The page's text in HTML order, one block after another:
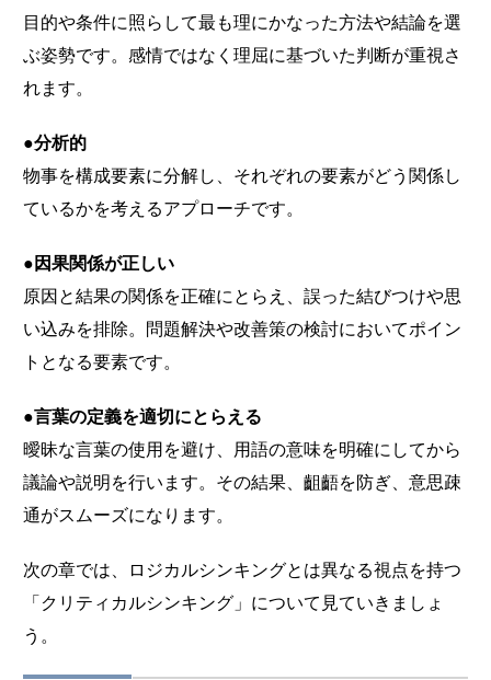
目的や条件に照らして最も理にかなった方法や結論を選
ぶ姿勢です。感情ではなく理屈に基づいた判断が重視さ
れます。
●分析的
物事を構成要素に分解し、それぞれの要素がどう関係し
ているかを考えるアプローチです。
●因果関係が正しい
原因と結果の関係を正確にとらえ、誤った結びつけや思
い込みを排除。問題解決や改善策の検討においてポイン
トとなる要素です。
●言葉の定義を適切にとらえる
曖昧な言葉の使用を避け、用語の意味を明確にしてから
議論や説明を行います。その結果、齟齬を防ぎ、意思疎
通がスムーズになります。
次の章では、ロジカルシンキングとは異なる視点を持つ
「クリティカルシンキング」について見ていきましょ
う。